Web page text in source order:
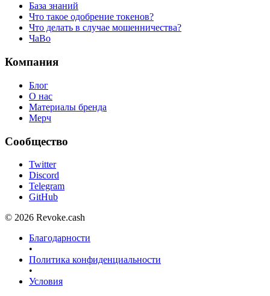
База знаний
Что такое одобрение токенов?
Что делать в случае мошенничества?
ЧаВо
Компания
Блог
О нас
Материалы бренда
Мерч
Сообщество
Twitter
Discord
Telegram
GitHub
© 2026 Revoke.cash
Благодарности
•
Политика конфиденциальности
•
Условия